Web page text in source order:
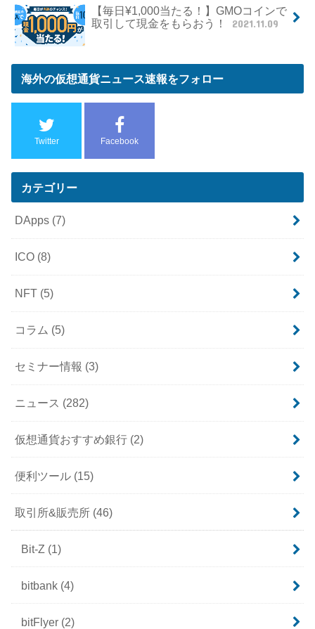
【毎日¥1,000当たる！】GMOコインで
取引して現金をもらおう！
2021.11.09
海外の仮想通貨ニュース速報をフォロー
Twitter Facebook
カテゴリー
DApps (7)
ICO (8)
NFT (5)
コラム (5)
セミナー情報 (3)
ニュース (282)
仮想通貨おすすめ銀行 (2)
便利ツール (15)
取引所&販売所 (46)
Bit-Z (1)
bitbank (4)
bitFlyer (2)